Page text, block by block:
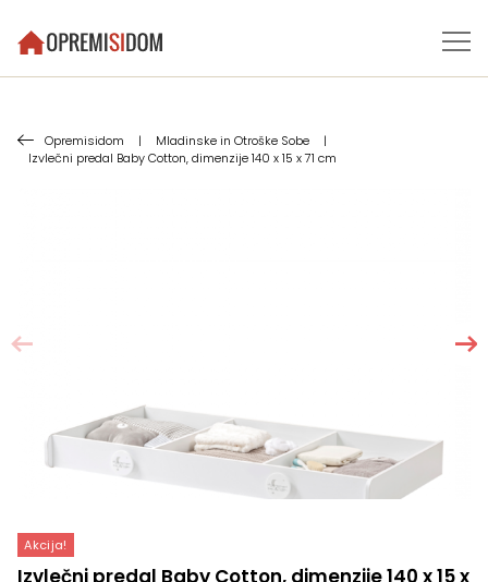
Opremisidom | Mladinske in Otroške Sobe
|
Izvlečni predal Baby Cotton, dimenzije 140 x 15 x 71 cm
Akcija!
Izvlečni predal Baby Cotton, dimenzije 140 x 15 x